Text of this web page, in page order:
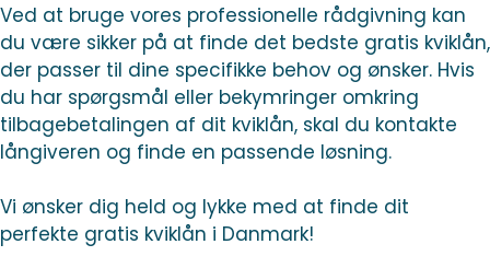
Ved at bruge vores professionelle rådgivning kan
du være sikker på at finde det bedste gratis kviklån,
der passer til dine specifikke behov og ønsker. Hvis
du har spørgsmål eller bekymringer omkring
tilbagebetalingen af dit kviklån, skal du kontakte
långiveren og finde en passende løsning.
Vi ønsker dig held og lykke med at finde dit
perfekte gratis kviklån i Danmark!